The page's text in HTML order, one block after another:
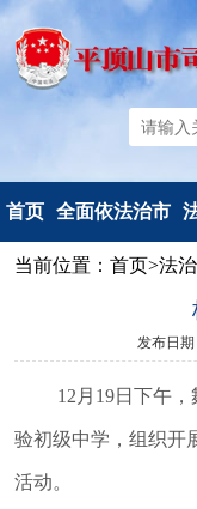
首页 全面依法治市
法治热点
法治调研督察
当前位置： 首页>法
发布日期
12月19日下午
验初级中学，组织开
活动。